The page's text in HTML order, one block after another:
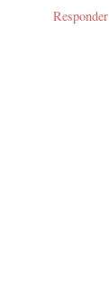
Responder